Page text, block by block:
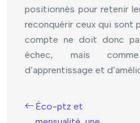
positionnés pour retenir
reconquérir ceux qui sont
compte ne doit donc
échec, mais
d’apprentissage et
Éco-ptz et